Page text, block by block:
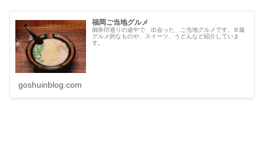
福岡ご当地グルメ
御朱印巡りの途中で 出会った ご当地グルメです。Ｂ級
グルメ的なものや、スイーツ、うどんなど紹介していま
す。
goshuinblog.com